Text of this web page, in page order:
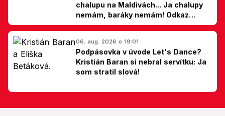
chalupu na Maldivách... Ja chalupy
nemám, baráky nemám! Odkaz
Slovákom
06. aug. 2026 o 19:01
Podpásovka v úvode Let's Dance?
Kristián Baran si nebral servítku: Ja
som stratil slová!